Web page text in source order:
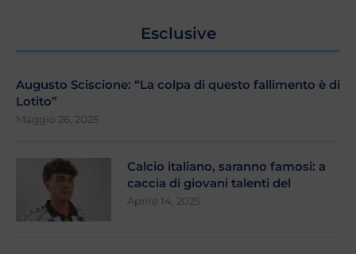
Esclusive
Augusto Sciscione: “La colpa di questo fallimento è di
Lotito”
Maggio 26, 2025
Calcio italiano, saranno famosi: a
caccia di giovani talenti del
Aprile 14, 2025